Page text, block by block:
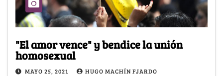
"El amor vence" y bendice la unión
homosexual
MAYO 25, 2021 HUGO MACHÍN FJARDO